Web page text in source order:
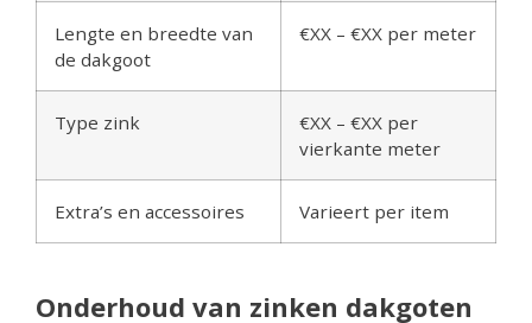
Lengte en breedte van
de dakgoot
€XX – €XX per meter
Type zink
€XX – €XX per
vierkante meter
Extra’s en accessoires Varieert per item
Onderhoud van zinken dakgoten